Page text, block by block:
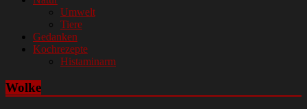
Umwelt
Tiere
Gedanken
Kochrezepte
Histaminarm
Wolke